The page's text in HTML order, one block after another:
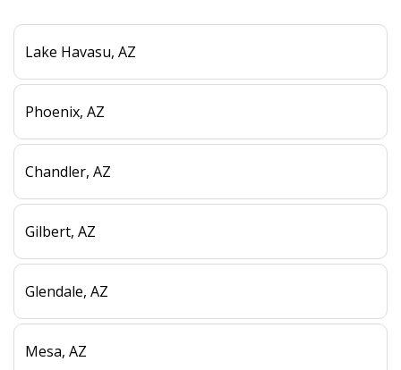
Lake Havasu, AZ
Phoenix, AZ
Chandler, AZ
Gilbert, AZ
Glendale, AZ
Mesa, AZ